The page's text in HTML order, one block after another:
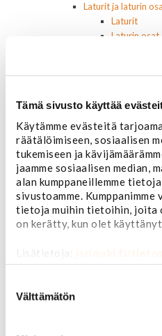
Tämä sivusto käyttää
Käytämme evästeitä
räätälöimiseen, sosiaalisen
tukemiseen ja
jaamme sosiaalisen median,
alan kumppaneillemme
sivustoamme.
tietoja muihin tietoihin, joita
on kerätty, kun olet
Lisätietoja: jarimaki.fi/
valinta
Välttämätön
Laturit ja laturin
Laturit
Laturin osat
Kennot
Moottorit
Muut
Ohjainlaitteet
Startit ja startin
Sytytysosat